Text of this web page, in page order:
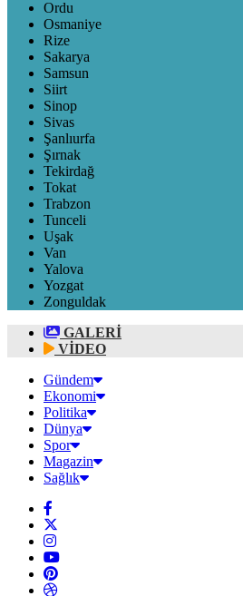
Ordu
Osmaniye
Rize
Sakarya
Samsun
Siirt
Sinop
Sivas
Şanlıurfa
Şırnak
Tekirdağ
Tokat
Trabzon
Tunceli
Uşak
Van
Yalova
Yozgat
Zonguldak
GALERİ
VİDEO
Gündem
Ekonomi
Politika
Dünya
Spor
Magazin
Sağlık